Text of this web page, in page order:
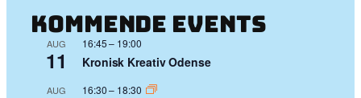
Kommende events
AUG
11
16:45– 19:00
Kronisk Kreativ Odense
AUG 16:30– 18:30